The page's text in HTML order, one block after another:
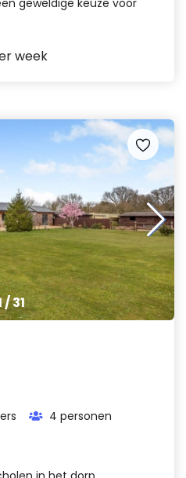
geweldige keuze voor
week
/31
4 personen